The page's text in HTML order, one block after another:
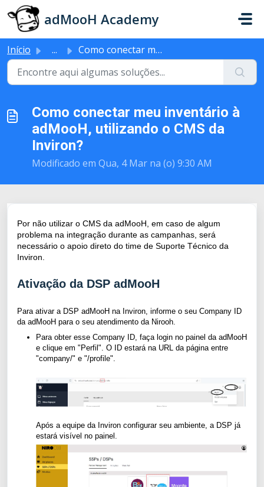
Ir para o conteúdo principal
adMooH Academy
Início ... Como conectar meu inventário à adMooH, utilizando o CMS d...
Como conectar meu inventário à
adMooH, utilizando o CMS da
Inviron?
Modificado em Qua, 4 Mar na (o) 9:30 AM
Por não utilizar o CMS da adMooH, em caso de algum
problema na integração durante as campanhas, será
necessário o apoio direto do time de Suporte Técnico da
Inviron.
Ativação da DSP adMooH
Para ativar a DSP adMooH na Inviron, informe o seu Company ID
da adMooH para o seu atendimento da Nirooh.
Para obter esse Company ID, faça login no painel da adMooH
e clique em "Perfil". O ID estará na URL da página entre
"company/" e "/profile".
Após a equipe da Inviron configurar seu ambiente, a DSP já
estará visível no painel.